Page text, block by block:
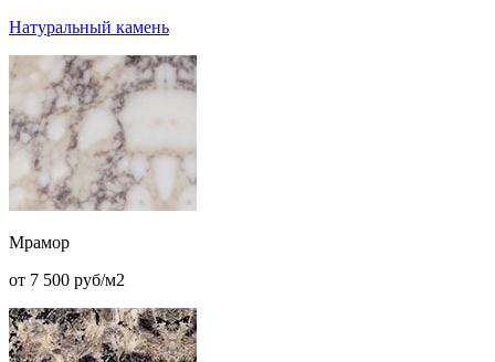
Натуральный камень
Мрамор
от 7 500 руб/м2